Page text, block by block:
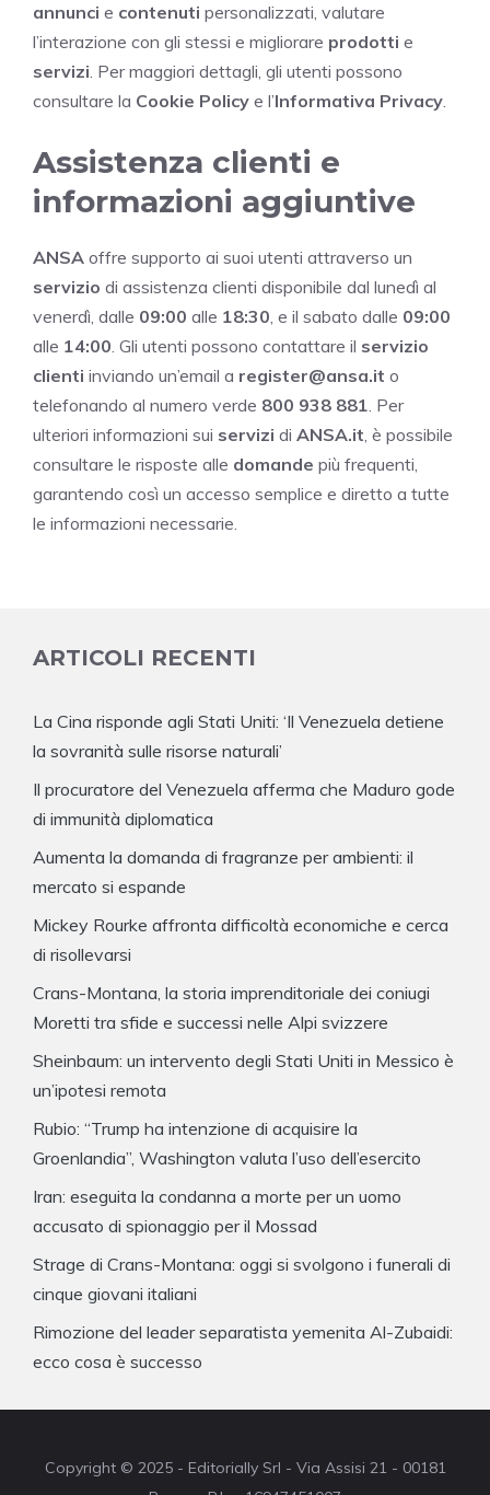
annunci e contenuti personalizzati, valutare
l’interazione con gli stessi e migliorare prodotti e
servizi. Per maggiori dettagli, gli utenti possono
consultare la Cookie Policy e l’Informativa Privacy.
Assistenza clienti e
informazioni aggiuntive
ANSA offre supporto ai suoi utenti attraverso un
servizio di assistenza clienti disponibile dal lunedì al
venerdì, dalle 09:00 alle 18:30, e il sabato dalle 09:00
alle 14:00. Gli utenti possono contattare il servizio
clienti inviando un’email a register@ansa.it o
telefonando al numero verde 800 938 881. Per
ulteriori informazioni sui servizi di ANSA.it, è possibile
consultare le risposte alle domande più frequenti,
garantendo così un accesso semplice e diretto a tutte
le informazioni necessarie.
ARTICOLI RECENTI
La Cina risponde agli Stati Uniti: ‘Il Venezuela detiene
la sovranità sulle risorse naturali’
Il procuratore del Venezuela afferma che Maduro gode
di immunità diplomatica
Aumenta la domanda di fragranze per ambienti: il
mercato si espande
Mickey Rourke affronta difficoltà economiche e cerca
di risollevarsi
Crans-Montana, la storia imprenditoriale dei coniugi
Moretti tra sfide e successi nelle Alpi svizzere
Sheinbaum: un intervento degli Stati Uniti in Messico è
un’ipotesi remota
Rubio: “Trump ha intenzione di acquisire la
Groenlandia”, Washington valuta l’uso dell’esercito
Iran: eseguita la condanna a morte per un uomo
accusato di spionaggio per il Mossad
Strage di Crans-Montana: oggi si svolgono i funerali di
cinque giovani italiani
Rimozione del leader separatista yemenita Al-Zubaidi:
ecco cosa è successo
Copyright © 2025 - Editorially Srl - Via Assisi 21 - 00181